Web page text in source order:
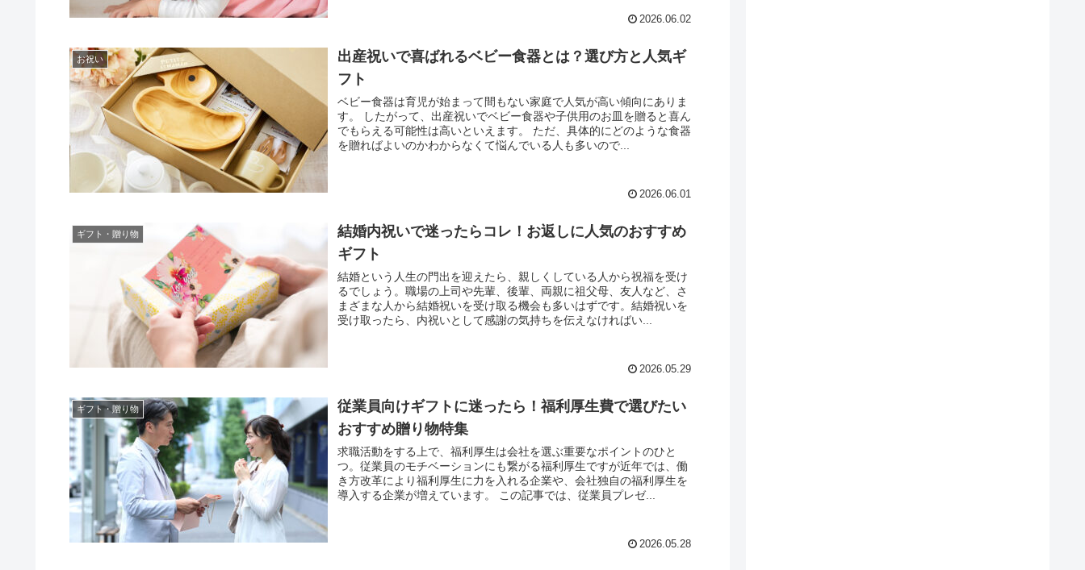
2026.06.02
お祝い
出産祝いで喜ばれるベビー食器とは？選び方と人気ギ
フト
ベビー食器は育児が始まって間もない家庭で人気が高い傾向にありま
す。 したがって、出産祝いでベビー食器や子供用のお皿を贈ると喜ん
でもらえる可能性は高いといえます。 ただ、具体的にどのような食器
を贈ればよいのかわからなくて悩んでいる人も多いので...
2026.06.01
ギフト・贈り物
結婚内祝いで迷ったらコレ！お返しに人気のおすすめ
ギフト
結婚という人生の門出を迎えたら、親しくしている人から祝福を受け
るでしょう。職場の上司や先輩、後輩、両親に祖父母、友人など、さ
まざまな人から結婚祝いを受け取る機会も多いはずです。結婚祝いを
受け取ったら、内祝いとして感謝の気持ちを伝えなければい...
2026.05.29
ギフト・贈り物
従業員向けギフトに迷ったら！福利厚生費で選びたい
おすすめ贈り物特集
求職活動をする上で、福利厚生は会社を選ぶ重要なポイントのひと
つ。従業員のモチベーションにも繋がる福利厚生ですが近年では、働
き方改革により福利厚生に力を入れる企業や、会社独自の福利厚生を
導入する企業が増えています。 この記事では、従業員プレゼ...
2026.05.28